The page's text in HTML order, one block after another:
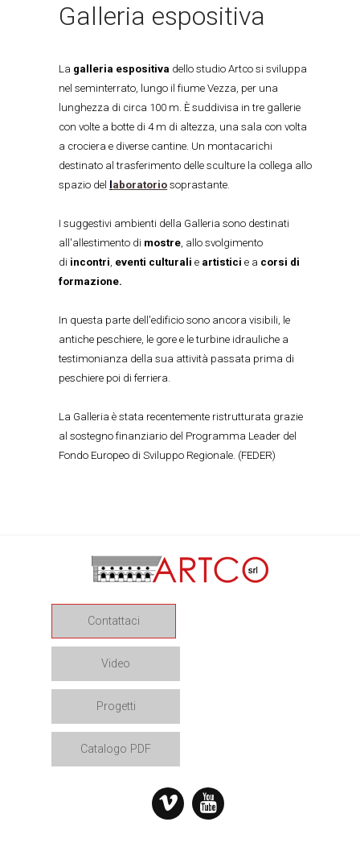
Galleria espositiva
La galleria espositiva dello studio Artco si sviluppa
nel seminterrato, lungo il fiume Vezza, per una
lunghezza di circa 100 m. È suddivisa in tre gallerie
con volte a botte di 4 m di altezza, una sala con volta
a crociera e diverse cantine. Un montacarichi
destinato al trasferimento delle sculture la collega allo
spazio del
aboratorio soprastante.
I suggestivi ambienti della Galleria sono destinati
all'allestimento di mostre, allo svolgimento
di incontri, eventi culturali e artistici e a corsi di
formazione.
In questa parte dell'edificio sono ancora visibili, le
antiche peschiere, le gore e le turbine idrauliche a
testimonianza della sua attività passata prima di
peschiere poi di ferriera.
La Galleria è stata recentemente ristrutturata grazie
al sostegno finanziario del Programma Leader del
Fondo Europeo di Sviluppo Regionale. (FEDER)
Contattaci
Video
Progetti
Catalogo PDF